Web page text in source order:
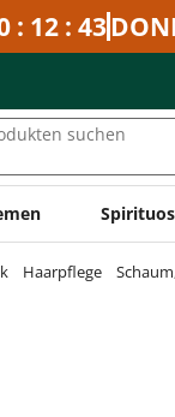
: 12 : 43
suchen
Haarpflege